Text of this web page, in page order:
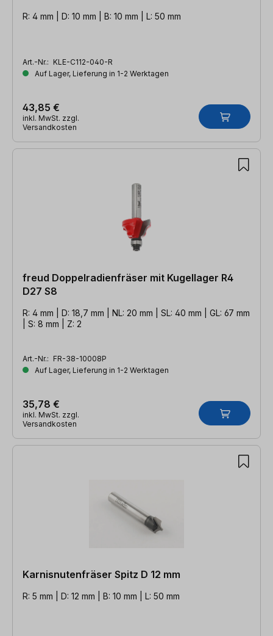
R: 4 mm | D: 10 mm | B: 10 mm | L: 50 mm
Art.-Nr.: KLE-C112-040-R
Auf Lager, Lieferung in 1-2 Werktagen
43,85 €
inkl. MwSt. zzgl.
Versandkosten
freud Doppelradienfräser mit Kugellager R4
D27 S8
R: 4 mm | D: 18,7 mm | NL: 20 mm | SL: 40 mm | GL: 67 mm
| S: 8 mm | Z: 2
Art.-Nr.: FR-38-10008P
Auf Lager, Lieferung in 1-2 Werktagen
35,78 €
inkl. MwSt. zzgl.
Versandkosten
Karnisnutenfräser Spitz D 12 mm
R: 5 mm | D: 12 mm | B: 10 mm | L: 50 mm